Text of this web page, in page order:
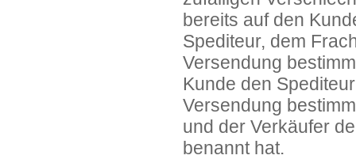
bereits auf den
Spediteur, dem
Versendung
Kunde den
Versendung
und der Verkäufer
benannt hat.